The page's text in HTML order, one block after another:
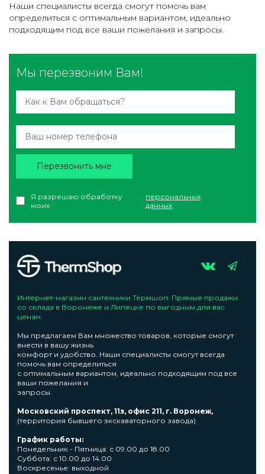
Наши специалисты всегда смогут помочь вам
определиться с оптимальным вариантом, идеально
подходящим под все ваши пожелания и запросы.
Мы перезвоним Вам!
Я разрешаю обработку
моих
персональных
данных
Перезвонить мне
Интернет-магазин сантехники Термшоп. Прямые продажи
со склада в Воронеже и Липецке по выгодным для вас
ценам.
Мы предлагаем Вам множество товаров, которые смогут
внести в вашу жизнь
комфорт и удобство. Наши специалисты смогут всегда
помочь вам определиться
с оптимальным вариантом, идеально подходящим под все
ваши пожелания и
запросы.
Московский проспект, 11з, офис 211, г. Воронеж,
(территория бывшего экскаваторного завода)
График работы:
Понедельник - Пятница: с 09.00 до 18.00
Суббота: с 10.00 до 14.00
Воскресенье: выходной